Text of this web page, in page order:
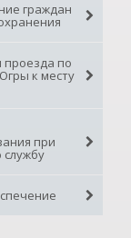
граждан
проезда по
к месту
при